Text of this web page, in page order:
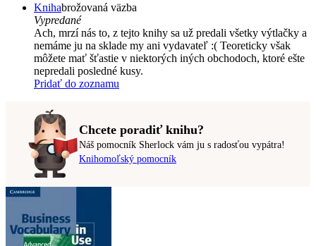
Knihabrožovaná väzba
Vypredané
Ach, mrzí nás to, z tejto knihy sa už predali všetky výtlačky a
nemáme ju na sklade my ani vydavateľ :( Teoreticky však
môžete mať šťastie v niektorých iných obchodoch, ktoré ešte
nepredali posledné kusy.
Pridať do zoznamu
Chcete poradiť knihu?
Náš pomocník Sherlock vám ju s radosťou vypátra!
Knihomoľský pomocník